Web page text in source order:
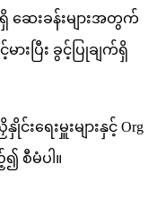
ရ ဆခနမအတက
ငမ ပ ခင ပခကရ
နငရမမနင Org
၍ စမပ ။